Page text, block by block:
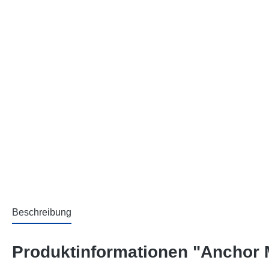
Beschreibung
Produktinformationen "Anchor